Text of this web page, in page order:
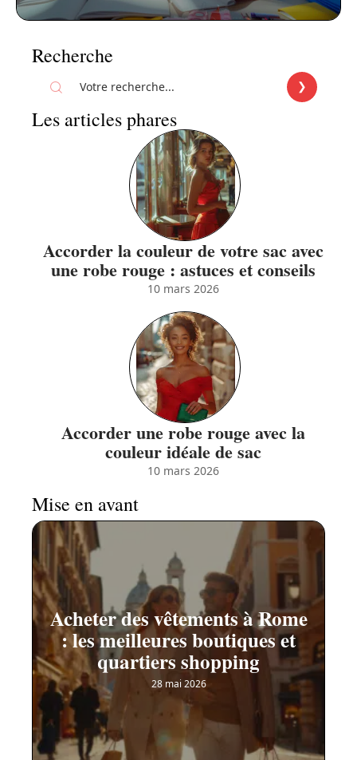
Recherche
Les articles phares
Accorder la couleur de votre sac avec
une robe rouge : astuces et conseils
10 mars 2026
Accorder une robe rouge avec la
couleur idéale de sac
10 mars 2026
Mise en avant
Acheter des vêtements à Rome
: les meilleures boutiques et
quartiers shopping
28 mai 2026